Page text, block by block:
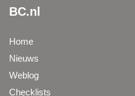
BC.nl
Home
Nieuws
Weblog
Checklists